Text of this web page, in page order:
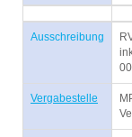
Ausschreibung
Vergabestelle